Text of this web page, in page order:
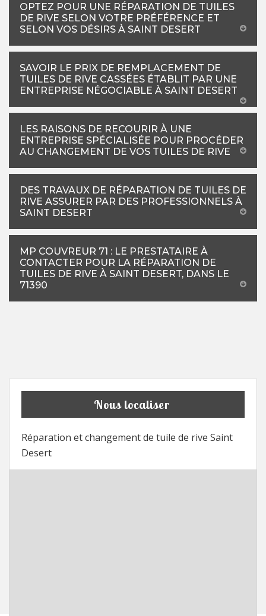
OPTEZ POUR UNE RÉPARATION DE TUILES
DE RIVE SELON VOTRE PRÉFÉRENCE ET
SELON VOS DÉSIRS À SAINT DESERT
SAVOIR LE PRIX DE REMPLACEMENT DE
TUILES DE RIVE CASSÉES ÉTABLIT PAR UNE
ENTREPRISE NÉGOCIABLE À SAINT DESERT
LES RAISONS DE RECOURIR À UNE
ENTREPRISE SPÉCIALISÉE POUR PROCÉDER
AU CHANGEMENT DE VOS TUILES DE RIVE
DES TRAVAUX DE RÉPARATION DE TUILES DE
RIVE ASSURER PAR DES PROFESSIONNELS À
SAINT DESERT
MP COUVREUR 71 : LE PRESTATAIRE À
CONTACTER POUR LA RÉPARATION DE
TUILES DE RIVE À SAINT DESERT, DANS LE
71390
Nous localiser
Réparation et changement de tuile de rive Saint
Desert